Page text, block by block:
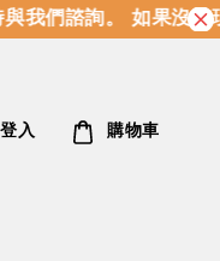
們諮詢。 如果沒有
登入 購物車